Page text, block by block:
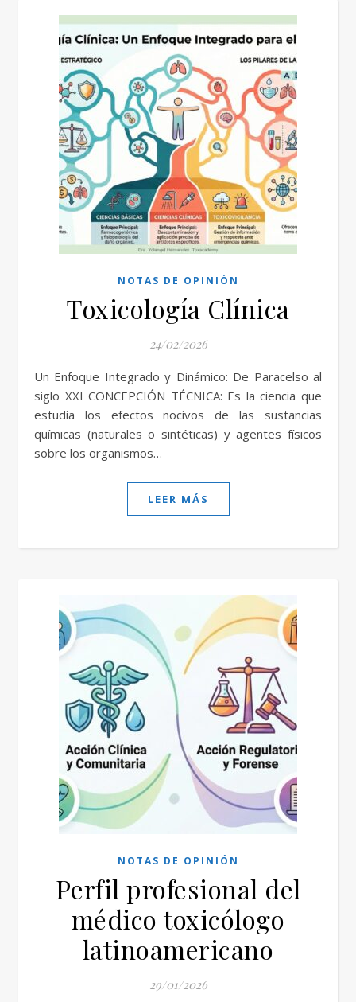
NOTAS DE OPINIÓN
Toxicología Clínica
24/02/2026
Un Enfoque Integrado y Dinámico: De Paracelso al
siglo XXI CONCEPCIÓN TÉCNICA: Es la ciencia que
estudia los efectos nocivos de las sustancias
químicas (naturales o sintéticas) y agentes físicos
sobre los organismos…
LEER MÁS
NOTAS DE OPINIÓN
Perfil profesional del
médico toxicólogo
latinoamericano
29/01/2026